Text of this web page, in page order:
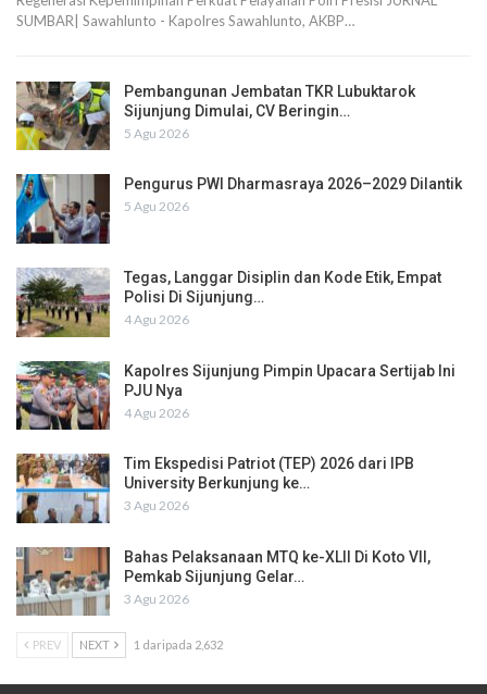
SUMBAR| Sawahlunto - Kapolres Sawahlunto, AKBP…
Pembangunan Jembatan TKR Lubuktarok
Sijunjung Dimulai, CV Beringin…
5 Agu 2026
Pengurus PWI Dharmasraya 2026–2029 Dilantik
5 Agu 2026
Tegas, Langgar Disiplin dan Kode Etik, Empat
Polisi Di Sijunjung…
4 Agu 2026
Kapolres Sijunjung Pimpin Upacara Sertijab Ini
PJU Nya
4 Agu 2026
Tim Ekspedisi Patriot (TEP) 2026 dari IPB
University Berkunjung ke…
3 Agu 2026
Bahas Pelaksanaan MTQ ke-XLII Di Koto VII,
Pemkab Sijunjung Gelar…
3 Agu 2026
PREV NEXT 1 daripada 2,632